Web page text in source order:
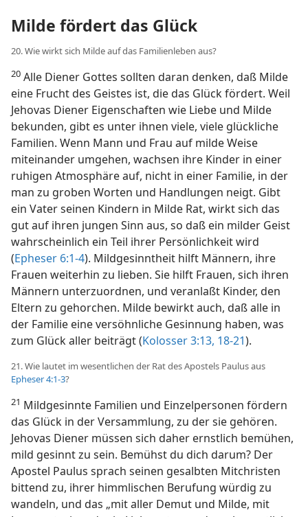
Milde fördert das Glück
20. Wie wirkt sich Milde auf das Familienleben aus?
20 Alle Diener Gottes sollten daran denken, daß Milde
eine Frucht des Geistes ist, die das Glück fördert. Weil
Jehovas Diener Eigenschaften wie Liebe und Milde
bekunden, gibt es unter ihnen viele, viele glückliche
Familien. Wenn Mann und Frau auf milde Weise
miteinander umgehen, wachsen ihre Kinder in einer
ruhigen Atmosphäre auf, nicht in einer Familie, in der
man zu groben Worten und Handlungen neigt. Gibt
ein Vater seinen Kindern in Milde Rat, wirkt sich das
gut auf ihren jungen Sinn aus, so daß ein milder Geist
wahrscheinlich ein Teil ihrer Persönlichkeit wird
(Epheser 6:1-4). Mildgesinntheit hilft Männern, ihre
Frauen weiterhin zu lieben. Sie hilft Frauen, sich ihren
Männern unterzuordnen, und veranlaßt Kinder, den
Eltern zu gehorchen. Milde bewirkt auch, daß alle in
der Familie eine versöhnliche Gesinnung haben, was
zum Glück aller beiträgt (Kolosser 3:13, 18-21).
21. Wie lautet im wesentlichen der Rat des Apostels Paulus aus
Epheser 4:1-3?
21 Mildgesinnte Familien und Einzelpersonen fördern
das Glück in der Versammlung, zu der sie gehören.
Jehovas Diener müssen sich daher ernstlich bemühen,
mild gesinnt zu sein. Bemühst du dich darum? Der
Apostel Paulus sprach seinen gesalbten Mitchristen
bittend zu, ihrer himmlischen Berufung würdig zu
wandeln, und das „mit aller Demut und Milde, mit